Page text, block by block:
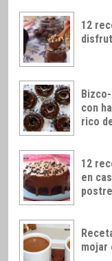
12
con
rico
12
en
mojar